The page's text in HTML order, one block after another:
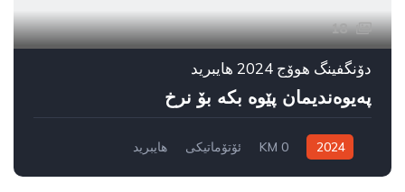
18
دۆنگفینگ هوۆج 2024 هایبرید
پەیوەندیمان پێوە بکە بۆ نرخ
2024
0 KM ئۆتۆماتیکی
هایبرید